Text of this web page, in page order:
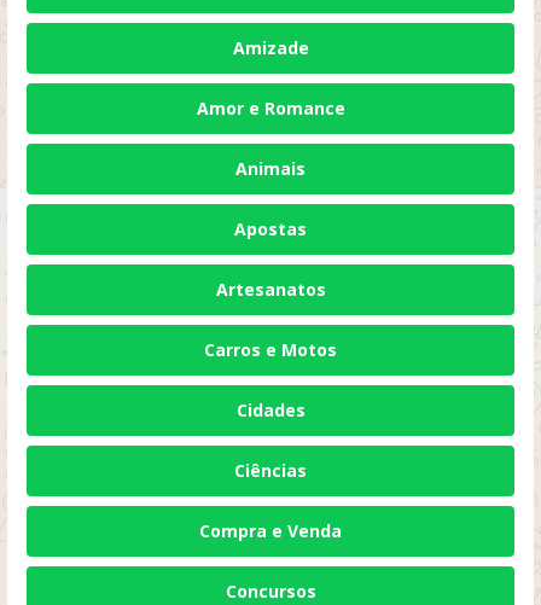
Amizade
Amor e Romance
Animais
Apostas
Artesanatos
Carros e Motos
Cidades
Ciências
Compra e Venda
Concursos